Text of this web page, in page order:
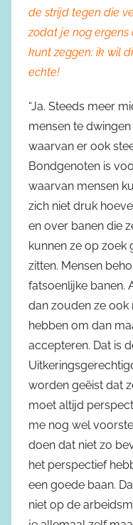
de strijd tegen die
zodat je nog
kunt zeggen: ik wil
echte!
“Ja. Steeds meer
mensen te
waarvan er ook
Bondgenoten is
waarvan mensen
zich niet druk
en over banen die
kunnen ze op zoek
zitten. Mensen
fatsoenlijke banen.
dan zouden ze
hebben om dan
accepteren. Dat is
worden geëist dat
moet altijd
me nog wel
doen dat niet zo
het perspectief
een goede baan.
niet op de